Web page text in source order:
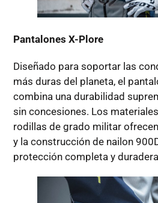
Pantalones X-Plore
Diseñado para soportar las
más duras del planeta, el
combina una durabilidad
sin concesiones. Los
rodillas de grado militar
y la construcción de nailon
protección completa y